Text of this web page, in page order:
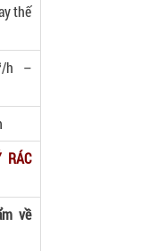
thế
h –
RÁC
về